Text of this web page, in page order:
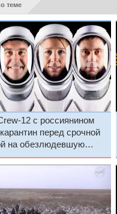
теме
12 с россиянином
перед срочной
на обезлюдевшую